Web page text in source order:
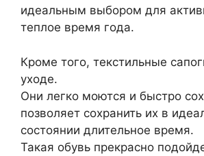
идеальным выбором для
теплое время года.
Кроме того, текстильные
уходе.
Они легко моются и быстро
позволяет сохранить их в
состоянии длительное время.
Такая обувь прекрасно